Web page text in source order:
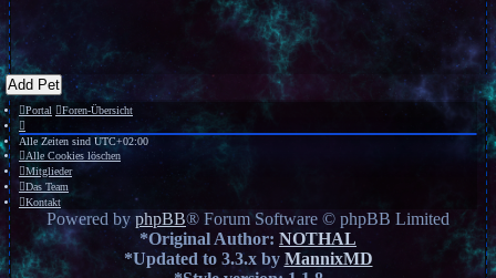
Add Pet
Portal Foren-Übersicht
Alle Zeiten sind UTC+02:00
Alle Cookies löschen
Mitglieder
Das Team
Kontakt
Powered by phpBB® Forum Software © phpBB Limited
*Original Author: NOTHAL
*Updated to 3.3.x by MannixMD